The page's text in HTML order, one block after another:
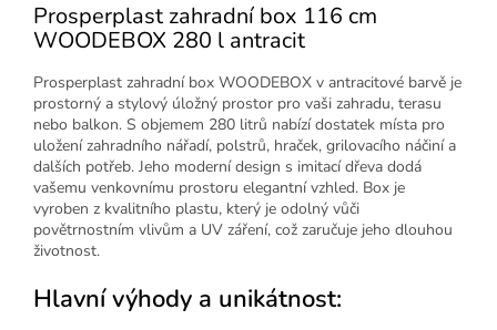
Prosperplast zahradní box 116 cm
WOODEBOX 280 l antracit
Prosperplast zahradní box WOODEBOX v antracitové barvě je
prostorný a stylový úložný prostor pro vaši zahradu, terasu
nebo balkon. S objemem 280 litrů nabízí dostatek místa pro
uložení zahradního nářadí, polstrů, hraček, grilovacího náčiní a
dalších potřeb. Jeho moderní design s imitací dřeva dodá
vašemu venkovnímu prostoru elegantní vzhled. Box je
vyroben z kvalitního plastu, který je odolný vůči
povětrnostním vlivům a UV záření, což zaručuje jeho dlouhou
životnost.
Hlavní výhody a unikátnost: